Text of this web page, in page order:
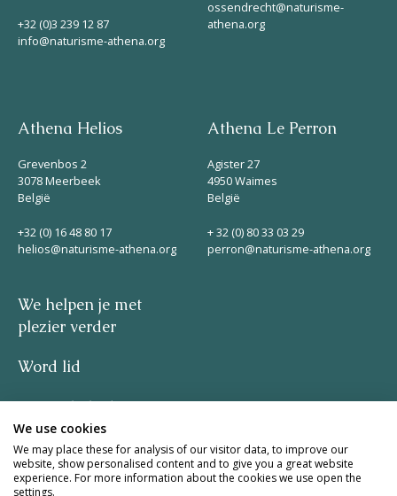
+32 (0)3 239 12 87
info@naturisme-athena.org
ossendrecht@naturisme-
athena.org
Athena Helios
Grevenbos 2
3078 Meerbeek
België
+32 (0) 16 48 80 17
helios@naturisme-athena.org
Athena Le Perron
Agister 27
4950 Waimes
België
+ 32 (0) 80 33 03 29
perron@naturisme-athena.org
We helpen je met
plezier verder
Word lid
Privacybeleid
–
quote by Rosie Haine
We use cookies
We may place these for analysis of our visitor data, to improve our
website, show personalised content and to give you a great website
experience. For more information about the cookies we use open the
settings.